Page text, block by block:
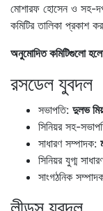
মোশারফ হোসেন ও সহ-
কমিটির তালিকা প্রকাশ
অনুমোদিত কমিটিগুলো
রসডেল যুবদল
সভাপতি: দুলভ
সিনিয়র সহ-
সাধারণ সম্পাদক:
সিনিয়র যুগ্ম
সাংগঠনিক